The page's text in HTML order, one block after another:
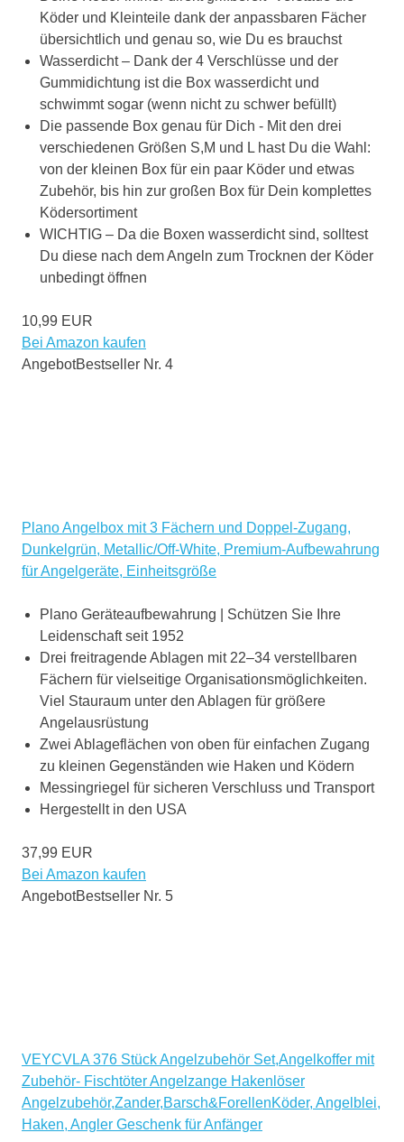
Köder und Kleinteile dank der anpassbaren Fächer
übersichtlich und genau so, wie Du es brauchst
Wasserdicht – Dank der 4 Verschlüsse und der
Gummidichtung ist die Box wasserdicht und
schwimmt sogar (wenn nicht zu schwer befüllt)
Die passende Box genau für Dich - Mit den drei
verschiedenen Größen S,M und L hast Du die Wahl:
von der kleinen Box für ein paar Köder und etwas
Zubehör, bis hin zur großen Box für Dein komplettes
Ködersortiment
WICHTIG – Da die Boxen wasserdicht sind, solltest
Du diese nach dem Angeln zum Trocknen der Köder
unbedingt öffnen
10,99 EUR
Bei Amazon kaufen
AngebotBestseller Nr. 4
Plano Angelbox mit 3 Fächern und Doppel-Zugang,
Dunkelgrün, Metallic/Off-White, Premium-Aufbewahrung
für Angelgeräte, Einheitsgröße
Plano Geräteaufbewahrung | Schützen Sie Ihre
Leidenschaft seit 1952
Drei freitragende Ablagen mit 22–34 verstellbaren
Fächern für vielseitige Organisationsmöglichkeiten.
Viel Stauraum unter den Ablagen für größere
Angelausrüstung
Zwei Ablageflächen von oben für einfachen Zugang
zu kleinen Gegenständen wie Haken und Ködern
Messingriegel für sicheren Verschluss und Transport
Hergestellt in den USA
37,99 EUR
Bei Amazon kaufen
AngebotBestseller Nr. 5
VEYCVLA 376 Stück Angelzubehör Set,Angelkoffer mit
Zubehör- Fischtöter Angelzange Hakenlöser
Angelzubehör,Zander,Barsch&ForellenKöder, Angelblei,
Haken, Angler Geschenk für Anfänger